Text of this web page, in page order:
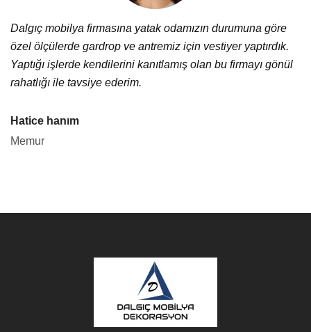
Dalgıç mobilya firmasına yatak odamızın durumuna göre
özel ölçülerde gardrop ve antremiz için vestiyer yaptırdık.
Yaptığı işlerde kendilerini kanıtlamış olan bu firmayı gönül
rahatlığı ile tavsiye ederim.
Hatice hanım
Memur